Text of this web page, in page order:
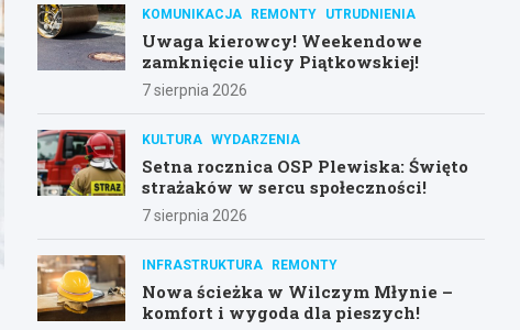
KOMUNIKACJA REMONTY UTRUDNIENIA
Uwaga kierowcy! Weekendowe
zamknięcie ulicy Piątkowskiej!
7 sierpnia 2026
KULTURA WYDARZENIA
Setna rocznica OSP Plewiska: Święto
strażaków w sercu społeczności!
7 sierpnia 2026
INFRASTRUKTURA REMONTY
Nowa ścieżka w Wilczym Młynie –
komfort i wygoda dla pieszych!